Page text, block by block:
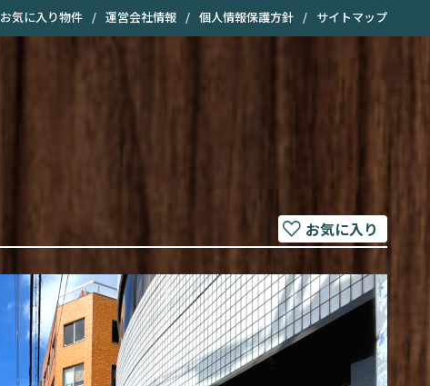
お気に入り物件 / 運営会社情報 / 個人情報保護方針 / サイトマップ